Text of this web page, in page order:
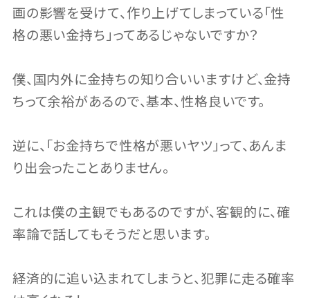
画の影響を受けて、作り上げてしまっている「性
格の悪い金持ち」ってあるじゃないですか？
僕、国内外に金持ちの知り合いいますけど、金持
ちって余裕があるので、基本、性格良いです。
逆に、「お金持ちで性格が悪いヤツ」って、あんま
り出会ったことありません。
これは僕の主観でもあるのですが、客観的に、確
率論で話してもそうだと思います。
経済的に追い込まれてしまうと、犯罪に走る確率